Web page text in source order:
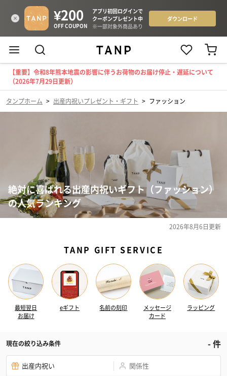
【重要】令和8年熊本地震の影響に伴うお荷物のお届け停止・遅延について
（2026年7月29日更新）
タンプホーム > 出産内祝いプレゼント・ギフト > ファッション
絶対に喜ばれる出産内祝いギフト（ファッション）
の人気ランキング
2026年8月6日更新
TANP GIFT SERVICE
最短翌日
お届け
eギフト 名前の刻印
メッセージ
カード
ラッピング
現在の絞り込み条件 -件
出産内祝い 関係性